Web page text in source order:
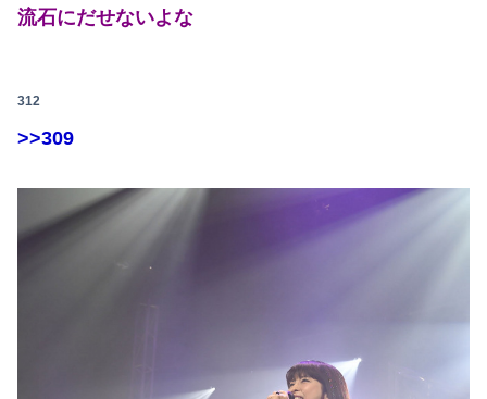
流石にだせないよな
312
>>309